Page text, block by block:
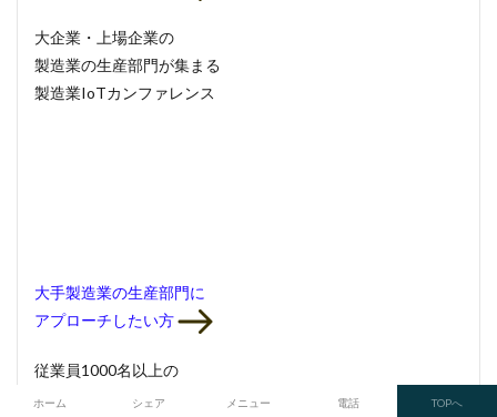
大企業・上場企業の
製造業の生産部門が集まる
製造業IoTカンファレンス
大手製造業の生産部門に
アプローチしたい方
従業員1000名以上の
情報システム部門が集まる
ホーム シェア メニュー 電話 TOPへ